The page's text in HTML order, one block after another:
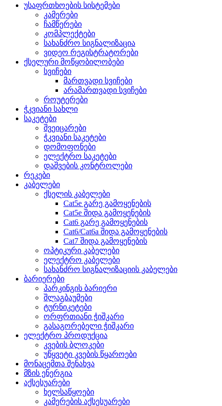
უსაფრთხოების სისტემები
კამერები
ჩამწერები
კომპლექტები
სახანძრო სიგნალიზაცია
ვიდეო რეგისტრატორები
ქსელური მოწყობილობები
სვიჩები
მართვადი სვიჩები
არამართვადი სვიჩები
როუტერები
ჭკვიანი სახლი
საკეტები
შვეიცარები
ჭკვიანი საკეტები
დომოფონები
ელექტრო საკეტები
დაშვების კონტროლები
რეკები
კაბელები
ქსელის კაბელები
Cat5e გარე გამოყენების
Cat5e შიდა გამოყენების
Cat6 გარე გამოყენების
Cat6/Cat6a შიდა გამოყენების
Cat7 შიდა გამოყენების
ოპტიკური კაბელები
ელექტრო კაბელები
სახანძრო სიგნალიზაციის კაბელები
ბარიერები
პარკინგის ბარიერი
შლაგბაუმები
ტურნიკეტები
ორფრთიანი ჭიშკარი
გასაგორებელი ჭიშკარი
ელექტრო პროდუქცია
კვების ბლოკები
უწყვეტი კვების წყაროები
მონაცემთა შენახვა
მზის ენერგია
აქსესუარები
ხელსაწყოები
კამერების აქსესუარები